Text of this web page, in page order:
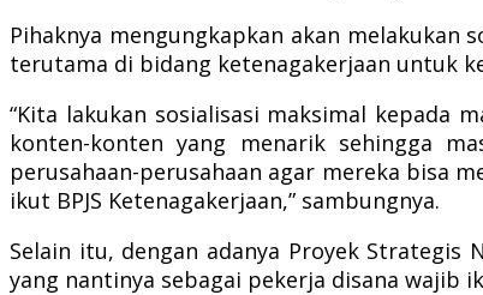
Pihaknya mengungkapkan akan melakukan
terutama di bidang ketenagakerjaan untuk
“Kita lakukan sosialisasi maksimal kepada
konten-konten yang menarik sehingga
perusahaan-perusahaan agar mereka bisa
ikut BPJS Ketenagakerjaan,” sambungnya.
Selain itu, dengan adanya Proyek Strategis
yang nantinya sebagai pekerja disana wajib